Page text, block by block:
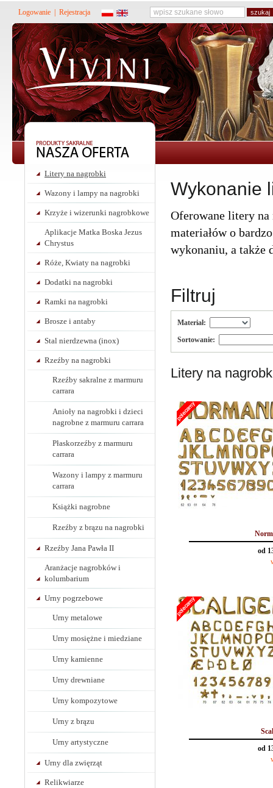
Logowanie Rejestracja
Litery na nagrobki
Wazony i lampy na nagrobki
Krzyże i wizerunki nagrobkowe
Aplikacje Matka Boska Jezus
Chrystus
Róże, Kwiaty na nagrobki
Dodatki na nagrobki
Ramki na nagrobki
Brosze i antaby
Stal nierdzewna (inox)
Rzeźby na nagrobki
Rzeźby sakralne z marmuru
carrara
Anioły na nagrobki i dzieci
nagrobne z marmuru carrara
Płaskorzeźby z marmuru
carrara
Wazony i lampy z marmuru
carrara
Książki nagrobne
Rzeźby z brązu na nagrobki
Rzeźby Jana Pawła II
Aranżacje nagrobków i
kolumbarium
Urny pogrzebowe
Urny metalowe
Urny mosiężne i miedziane
Urny kamienne
Urny drewniane
Urny kompozytowe
Urny z brązu
Urny artystyczne
Urny dla zwięrząt
Relikwiarze
Wykonanie
Oferowane litery na
materiałów o
wykonaniu, a także
Filtruj
Materiał:
Sortowanie:
Litery na
od
od